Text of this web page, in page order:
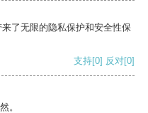
了无限的隐私保护和安全性保
支持[0] 反对[0]
。